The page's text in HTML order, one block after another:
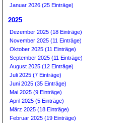
Januar 2026 (25 Einträge)
2025
Dezember 2025 (18 Einträge)
November 2025 (11 Einträge)
Oktober 2025 (11 Einträge)
September 2025 (11 Einträge)
August 2025 (12 Einträge)
Juli 2025 (7 Einträge)
Juni 2025 (35 Einträge)
Mai 2025 (9 Einträge)
April 2025 (5 Einträge)
März 2025 (18 Einträge)
Februar 2025 (19 Einträge)